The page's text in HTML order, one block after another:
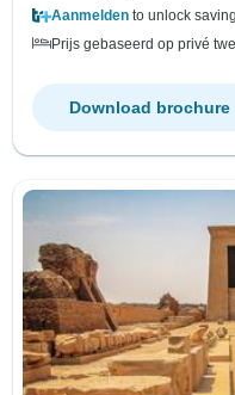
Aanmelden to unlock
Prijs gebaseerd op privé
Download brochure